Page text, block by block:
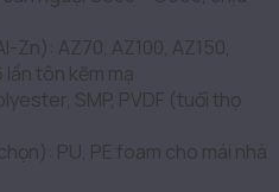
Zn): AZ70, AZ100, AZ150,
tôn kẽm mạ
SMP, PVDF (tuổi thọ
PU, PE foam cho mái nhà